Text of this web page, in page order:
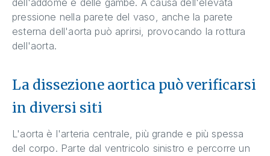
dell'addome e delle gambe. A causa dell'elevata
pressione nella parete del vaso, anche la parete
esterna dell'aorta può aprirsi, provocando la rottura
dell'aorta.
La dissezione aortica può verificarsi
in diversi siti
L'aorta è l'arteria centrale, più grande e più spessa
del corpo. Parte dal ventricolo sinistro e percorre un